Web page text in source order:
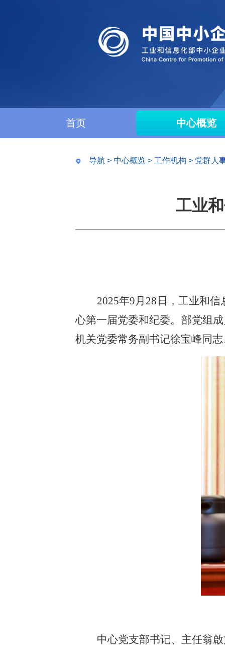
首页 中心概览
导航 > 中心概览 > 工作机构 > 党群人
工业
2025年9月28日，工业和
心第一届党委和纪委。部党组
机关党委常务副书记徐宝峰同
中心党支部书记、主任翁